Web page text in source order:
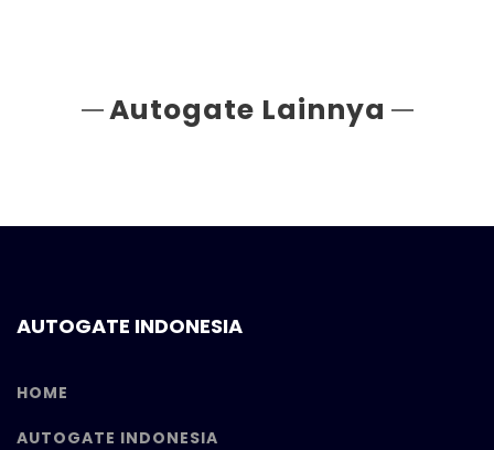
Autogate Lainnya
AUTOGATE INDONESIA
HOME
AUTOGATE INDONESIA